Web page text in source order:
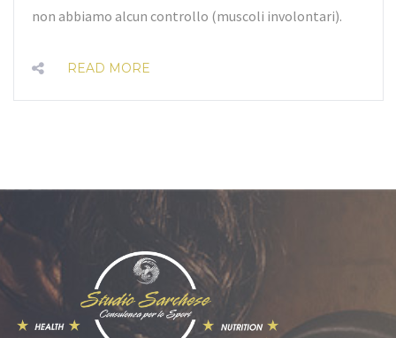
non abbiamo alcun controllo (muscoli involontari).
READ MORE